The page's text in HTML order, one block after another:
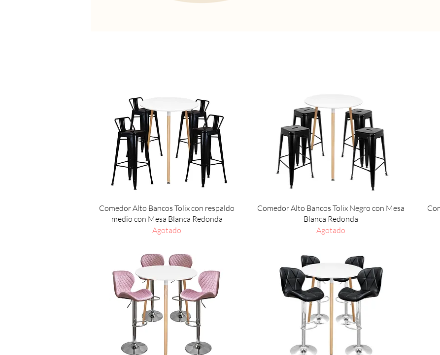
Vista rápida
Comedor Alto Bancos Tolix con respaldo
medio con Mesa Blanca Redonda
Agotado
Vista rápida
Comedor Alto Bancos Tolix Negro con Mesa
Blanca Redonda
Agotado